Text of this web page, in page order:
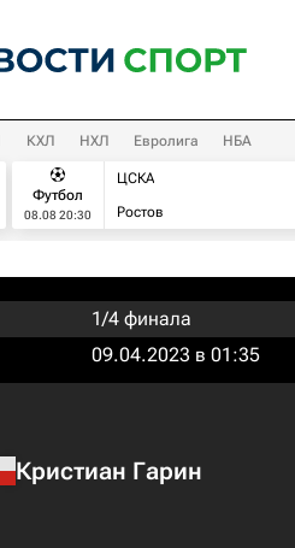
КХЛ НХЛ Евролига НБА
Футбол
08.08 20:30
ЦСКА
Ростов
1/4 финала
09.04.2023 в 01:35
Кристиан Гарин